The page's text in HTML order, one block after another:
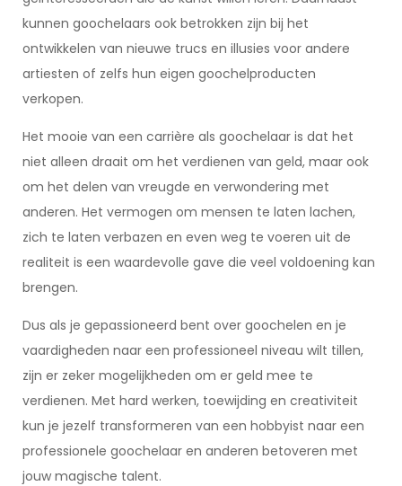
kunnen goochelaars ook betrokken zijn bij het
ontwikkelen van nieuwe trucs en illusies voor andere
artiesten of zelfs hun eigen goochelproducten
verkopen.
Het mooie van een carrière als goochelaar is dat het
niet alleen draait om het verdienen van geld, maar ook
om het delen van vreugde en verwondering met
anderen. Het vermogen om mensen te laten lachen,
zich te laten verbazen en even weg te voeren uit de
realiteit is een waardevolle gave die veel voldoening kan
brengen.
Dus als je gepassioneerd bent over goochelen en je
vaardigheden naar een professioneel niveau wilt tillen,
zijn er zeker mogelijkheden om er geld mee te
verdienen. Met hard werken, toewijding en creativiteit
kun je jezelf transformeren van een hobbyist naar een
professionele goochelaar en anderen betoveren met
jouw magische talent.